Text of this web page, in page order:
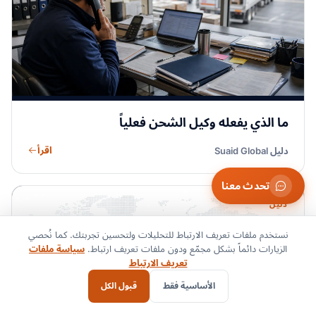
ما الذي يفعله وكيل الشحن فعلياً
دليل Suaid Global اقرأ
دليل
تحدث معنا
نستخدم ملفات تعريف الارتباط للتحليلات ولتحسين تجربتك. كما نُحصي
الزيارات دائماً بشكل مجمّع ودون ملفات تعريف ارتباط. سياسة ملفات
تعريف الارتباط
الأساسية فقط قبول الكل